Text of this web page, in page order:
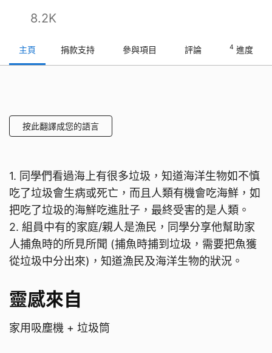
8.2K
主頁 捐款支持 參與項目 評論 4 進度
按此翻譯成您的語言
1. 同學們看過海上有很多垃圾，知道海洋生物如不慎
吃了垃圾會生病或死亡，而且人類有機會吃海鮮，如
把吃了垃圾的海鮮吃進肚子，最終受害的是人類。
2. 組員中有的家庭/親人是漁民，同學分享他幫助家
人捕魚時的所見所聞 (捕魚時捕到垃圾，需要把魚獲
從垃圾中分出來)，知道漁民及海洋生物的狀況。
靈感來自
家用吸塵機 + 垃圾筒